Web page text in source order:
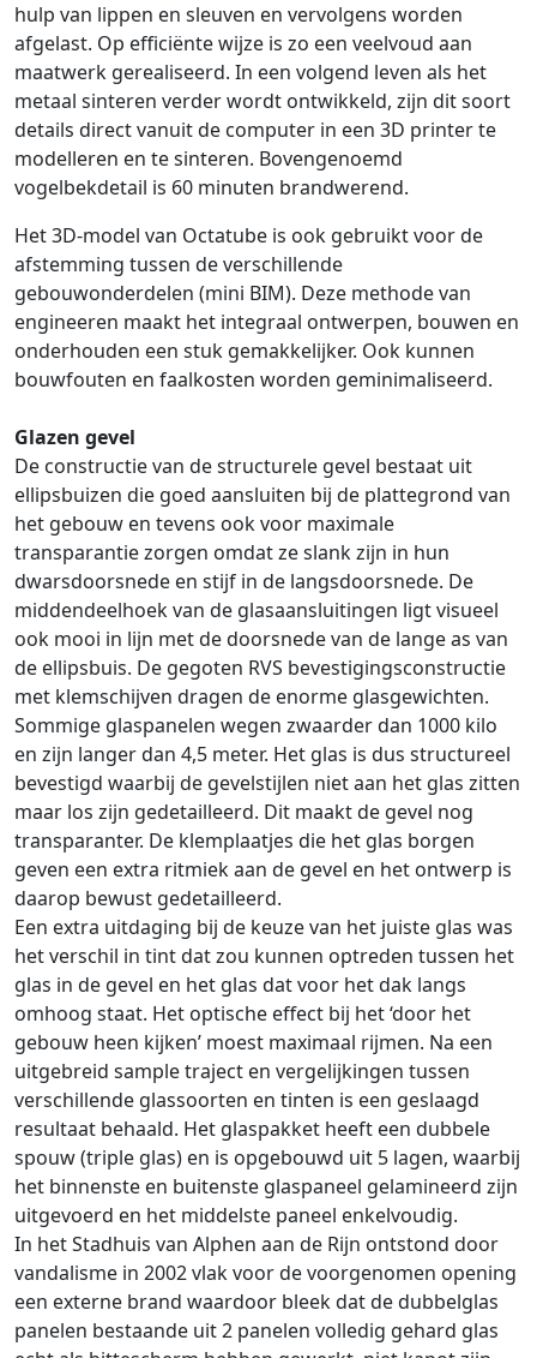
hulp van lippen en sleuven en vervolgens worden
afgelast. Op efficiënte wijze is zo een veelvoud aan
maatwerk gerealiseerd. In een volgend leven als het
metaal sinteren verder wordt ontwikkeld, zijn dit soort
details direct vanuit de computer in een 3D printer te
modelleren en te sinteren. Bovengenoemd
vogelbekdetail is 60 minuten brandwerend.
Het 3D-model van Octatube is ook gebruikt voor de
afstemming tussen de verschillende
gebouwonderdelen (mini BIM). Deze methode van
engineeren maakt het integraal ontwerpen, bouwen en
onderhouden een stuk gemakkelijker. Ook kunnen
bouwfouten en faalkosten worden geminimaliseerd.
Glazen gevel
De constructie van de structurele gevel bestaat uit
ellipsbuizen die goed aansluiten bij de plattegrond van
het gebouw en tevens ook voor maximale
transparantie zorgen omdat ze slank zijn in hun
dwarsdoorsnede en stijf in de langsdoorsnede. De
middendeelhoek van de glasaansluitingen ligt visueel
ook mooi in lijn met de doorsnede van de lange as van
de ellipsbuis. De gegoten RVS bevestigingsconstructie
met klemschijven dragen de enorme glasgewichten.
Sommige glaspanelen wegen zwaarder dan 1000 kilo
en zijn langer dan 4,5 meter. Het glas is dus structureel
bevestigd waarbij de gevelstijlen niet aan het glas zitten
maar los zijn gedetailleerd. Dit maakt de gevel nog
transparanter. De klemplaatjes die het glas borgen
geven een extra ritmiek aan de gevel en het ontwerp is
daarop bewust gedetailleerd.
Een extra uitdaging bij de keuze van het juiste glas was
het verschil in tint dat zou kunnen optreden tussen het
glas in de gevel en het glas dat voor het dak langs
omhoog staat. Het optische effect bij het ‘door het
gebouw heen kijken’ moest maximaal rijmen. Na een
uitgebreid sample traject en vergelijkingen tussen
verschillende glassoorten en tinten is een geslaagd
resultaat behaald. Het glaspakket heeft een dubbele
spouw (triple glas) en is opgebouwd uit 5 lagen, waarbij
het binnenste en buitenste glaspaneel gelamineerd zijn
uitgevoerd en het middelste paneel enkelvoudig.
In het Stadhuis van Alphen aan de Rijn ontstond door
vandalisme in 2002 vlak voor de voorgenomen opening
een externe brand waardoor bleek dat de dubbelglas
panelen bestaande uit 2 panelen volledig gehard glas